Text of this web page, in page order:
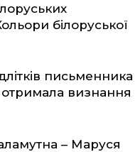
білоруської
письменника
отримала визнання
– Маруся